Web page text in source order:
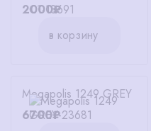
2000₽
в корзину
Megapolis 1249 GREY
6700₽